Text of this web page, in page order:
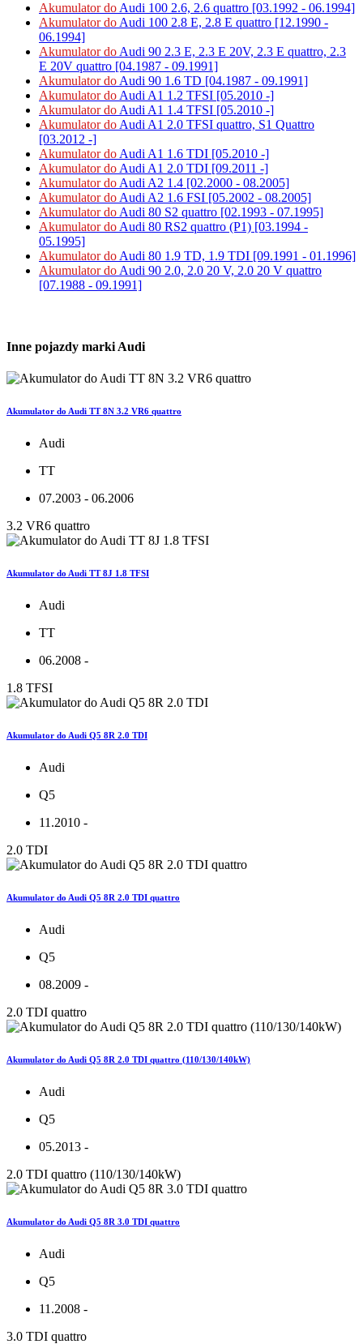
Akumulator doAudi 100 2.6, 2.6 quattro [03.1992 - 06.1994]
Akumulator doAudi 100 2.8 E, 2.8 E quattro [12.1990 -
06.1994]
Akumulator doAudi 90 2.3 E, 2.3 E 20V, 2.3 E quattro, 2.3
E 20V quattro [04.1987 - 09.1991]
Akumulator doAudi 90 1.6 TD [04.1987 - 09.1991]
Akumulator doAudi A1 1.2 TFSI [05.2010 -]
Akumulator doAudi A1 1.4 TFSI [05.2010 -]
Akumulator doAudi A1 2.0 TFSI quattro, S1 Quattro
[03.2012 -]
Akumulator doAudi A1 1.6 TDI [05.2010 -]
Akumulator doAudi A1 2.0 TDI [09.2011 -]
Akumulator doAudi A2 1.4 [02.2000 - 08.2005]
Akumulator doAudi A2 1.6 FSI [05.2002 - 08.2005]
Akumulator doAudi 80 S2 quattro [02.1993 - 07.1995]
Akumulator doAudi 80 RS2 quattro (P1) [03.1994 -
05.1995]
Akumulator doAudi 80 1.9 TD, 1.9 TDI [09.1991 - 01.1996]
Akumulator doAudi 90 2.0, 2.0 20 V, 2.0 20 V quattro
[07.1988 - 09.1991]
Inne pojazdy marki Audi
Akumulator do Audi TT 8N 3.2 VR6 quattro
Audi
TT
07.2003 - 06.2006
3.2 VR6 quattro
Akumulator do Audi TT 8J 1.8 TFSI
Audi
TT
06.2008 -
1.8 TFSI
Akumulator do Audi Q5 8R 2.0 TDI
Audi
Q5
11.2010 -
2.0 TDI
Akumulator do Audi Q5 8R 2.0 TDI quattro
Audi
Q5
08.2009 -
2.0 TDI quattro
Akumulator do Audi Q5 8R 2.0 TDI quattro (110/130/140kW)
Audi
Q5
05.2013 -
2.0 TDI quattro (110/130/140kW)
Akumulator do Audi Q5 8R 3.0 TDI quattro
Audi
Q5
11.2008 -
3.0 TDI quattro